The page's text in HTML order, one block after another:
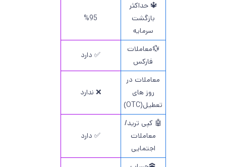
🔱 حداکثر
بازگشت
سرمایه
%95
💱معاملات
فارکس
✅ دارد
معاملات در
روز های
تعطیل(OTC)
❌ ندارد
🤖 کپی ترید/
معاملات
اجتمایی
✅ دارد